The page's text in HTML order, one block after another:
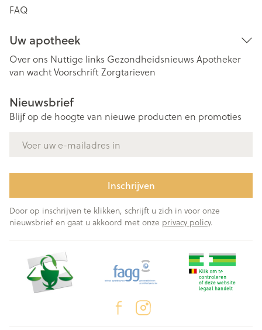
FAQ
Uw apotheek
Over ons Nuttige links Gezondheidsnieuws Apotheker
van wachtVoorschriftZorgtarieven
Nieuwsbrief
Blijf op de hoogte van nieuwe producten en promoties
Inschrijven
Door op inschrijven te klikken, schrijft u zich in voor onze
nieuwsbrief en gaat u akkoord met onze privacy policy.